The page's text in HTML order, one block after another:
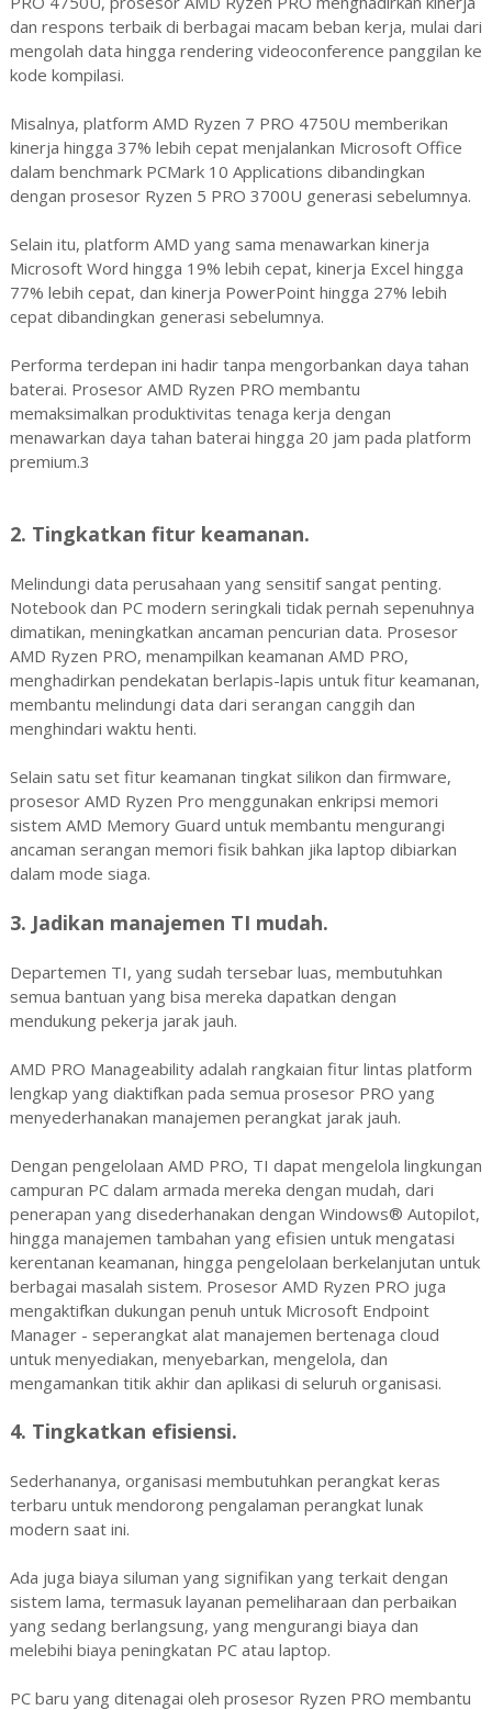
dan respons terbaik di berbagai macam beban kerja, mulai dari
mengolah data hingga rendering videoconference panggilan ke
kode kompilasi.
Misalnya, platform AMD Ryzen 7 PRO 4750U memberikan
kinerja hingga 37% lebih cepat menjalankan Microsoft Office
dalam benchmark PCMark 10 Applications dibandingkan
dengan prosesor Ryzen 5 PRO 3700U generasi sebelumnya.
Selain itu, platform AMD yang sama menawarkan kinerja
Microsoft Word hingga 19% lebih cepat, kinerja Excel hingga
77% lebih cepat, dan kinerja PowerPoint hingga 27% lebih
cepat dibandingkan generasi sebelumnya.
Performa terdepan ini hadir tanpa mengorbankan daya tahan
baterai. Prosesor AMD Ryzen PRO membantu
memaksimalkan produktivitas tenaga kerja dengan
menawarkan daya tahan baterai hingga 20 jam pada platform
premium.3
2. Tingkatkan fitur keamanan.
Melindungi data perusahaan yang sensitif sangat penting.
Notebook dan PC modern seringkali tidak pernah sepenuhnya
dimatikan, meningkatkan ancaman pencurian data. Prosesor
AMD Ryzen PRO, menampilkan keamanan AMD PRO,
menghadirkan pendekatan berlapis-lapis untuk fitur keamanan,
membantu melindungi data dari serangan canggih dan
menghindari waktu henti.
Selain satu set fitur keamanan tingkat silikon dan firmware,
prosesor AMD Ryzen Pro menggunakan enkripsi memori
sistem AMD Memory Guard untuk membantu mengurangi
ancaman serangan memori fisik bahkan jika laptop dibiarkan
dalam mode siaga.
3. Jadikan manajemen TI mudah.
Departemen TI, yang sudah tersebar luas, membutuhkan
semua bantuan yang bisa mereka dapatkan dengan
mendukung pekerja jarak jauh.
AMD PRO Manageability adalah rangkaian fitur lintas platform
lengkap yang diaktifkan pada semua prosesor PRO yang
menyederhanakan manajemen perangkat jarak jauh.
Dengan pengelolaan AMD PRO, TI dapat mengelola lingkungan
campuran PC dalam armada mereka dengan mudah, dari
penerapan yang disederhanakan dengan Windows® Autopilot,
hingga manajemen tambahan yang efisien untuk mengatasi
kerentanan keamanan, hingga pengelolaan berkelanjutan untuk
berbagai masalah sistem. Prosesor AMD Ryzen PRO juga
mengaktifkan dukungan penuh untuk Microsoft Endpoint
Manager - seperangkat alat manajemen bertenaga cloud
untuk menyediakan, menyebarkan, mengelola, dan
mengamankan titik akhir dan aplikasi di seluruh organisasi.
4. Tingkatkan efisiensi.
Sederhananya, organisasi membutuhkan perangkat keras
terbaru untuk mendorong pengalaman perangkat lunak
modern saat ini.
Ada juga biaya siluman yang signifikan yang terkait dengan
sistem lama, termasuk layanan pemeliharaan dan perbaikan
yang sedang berlangsung, yang mengurangi biaya dan
melebihi biaya peningkatan PC atau laptop.
PC baru yang ditenagai oleh prosesor Ryzen PRO membantu